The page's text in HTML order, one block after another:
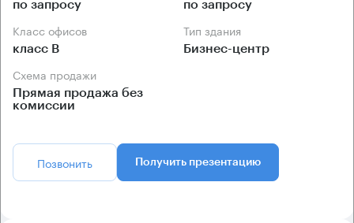
по запросу по запросу
Класс офисов
класс B
Тип здания
Бизнес-центр
Схема продажи
Прямая продажа без
комиссии
Позвонить Получить презентацию